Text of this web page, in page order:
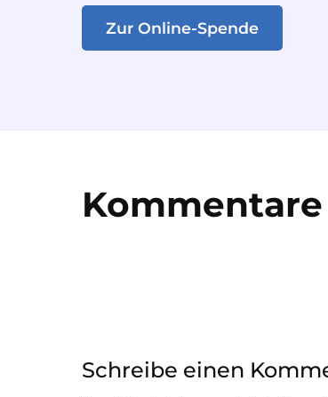
Zur Online-Spende
Kommentare
Schreibe einen